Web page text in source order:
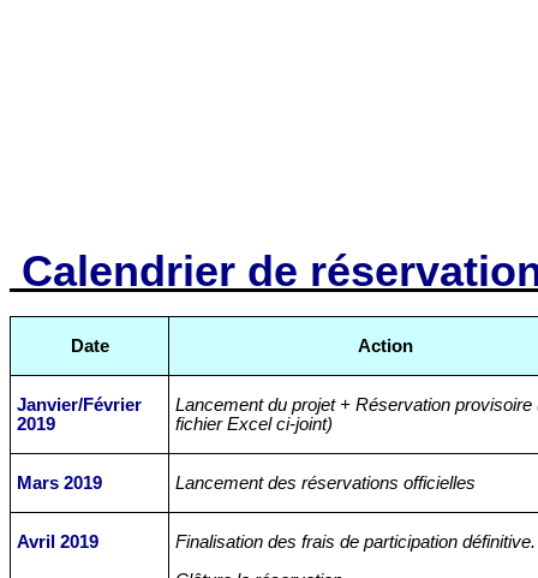
Calendrier de
Date Action
Janvier/Février
2019
Lancement du projet + Réservation provisoire
fichier Excel ci-joint)
Mars 2019 Lancement des réservations officielles
Avril 2019
Finalisation des frais de participation définitive.